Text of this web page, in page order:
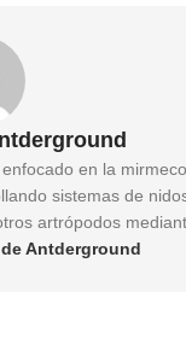
en la
sistemas de
artrópodos
Antderground